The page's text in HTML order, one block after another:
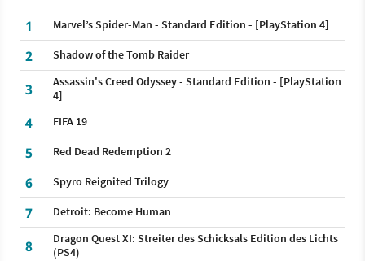
1 Marvel’s Spider-Man - Standard Edition - [PlayStation 4]
2 Shadow of the Tomb Raider
3
Assassin's Creed Odyssey - Standard Edition - [PlayStation
4]
4 FIFA 19
5 Red Dead Redemption 2
6 Spyro Reignited Trilogy
7 Detroit: Become Human
8
Dragon Quest XI: Streiter des Schicksals Edition des Lichts
(PS4)